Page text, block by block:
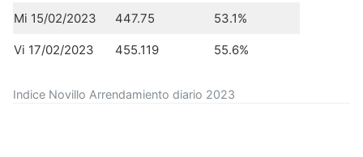
Mi 15/02/2023 447.75 53.1%
Vi 17/02/2023 455.119 55.6%
Indice Novillo Arrendamiento diario 2023